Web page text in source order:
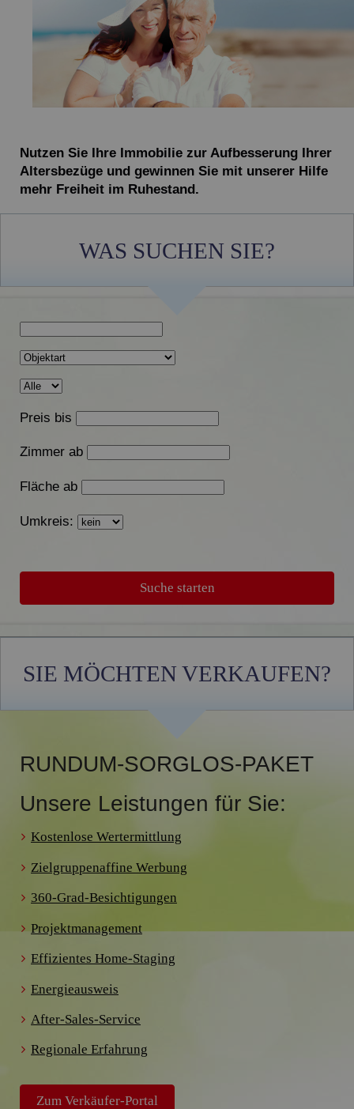
Nutzen Sie Ihre Immobilie zur Aufbesserung Ihrer
Altersbezüge und gewinnen Sie mit unserer Hilfe
mehr Freiheit im Ruhestand.
WAS SUCHEN SIE?
Preis bis
Zimmer ab
Fläche ab
Umkreis:
SIE MÖCHTEN VERKAUFEN?
RUNDUM-SORGLOS-PAKET
Unsere Leistungen für Sie:
Kostenlose Wertermittlung
Zielgruppenaffine Werbung
360-Grad-Besichtigungen
Projektmanagement
Effizientes Home-Staging
Energieausweis
After-Sales-Service
Regionale Erfahrung
Zum Verkäufer-Portal